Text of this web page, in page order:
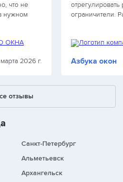
что не
нужном
За
2026 г.
отрегулировать
ограничители.
вежливый и
Азбука окон
отзывы
Санкт-Петербург
Альметьевск
Архангельск